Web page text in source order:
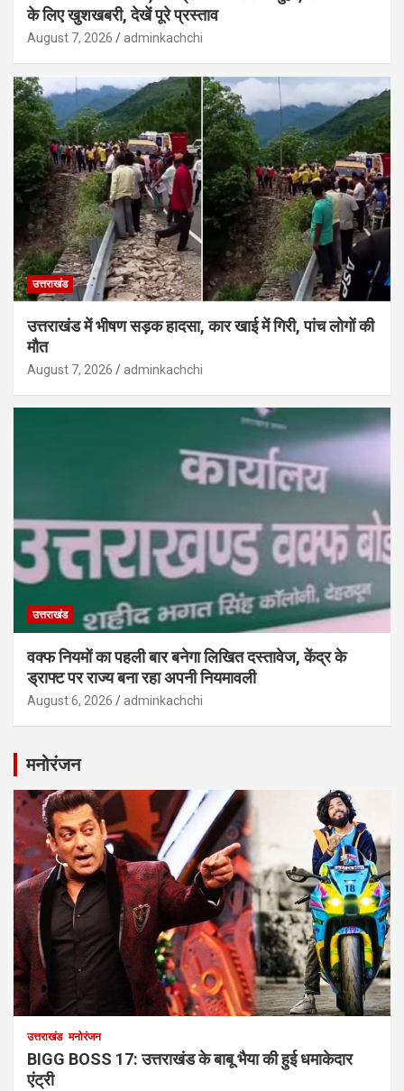
के लिए खुशखबरी, देखें पूरे प्रस्ताव
August 7, 2026 adminkachchi
उत्तराखंड
उत्तराखंड में भीषण सड़क हादसा, कार खाई में गिरी, पांच लोगों की
मौत
August 7, 2026 adminkachchi
उत्तराखंड
वक्फ नियमों का पहली बार बनेगा लिखित दस्तावेज, केंद्र के
ड्राफ्ट पर राज्य बना रहा अपनी नियमावली
August 6, 2026 adminkachchi
मनोरंजन
उत्तराखंड मनोरंजन
BIGG BOSS 17: उत्तराखंड के बाबू भैया की हुई धमाकेदार
एंट्री